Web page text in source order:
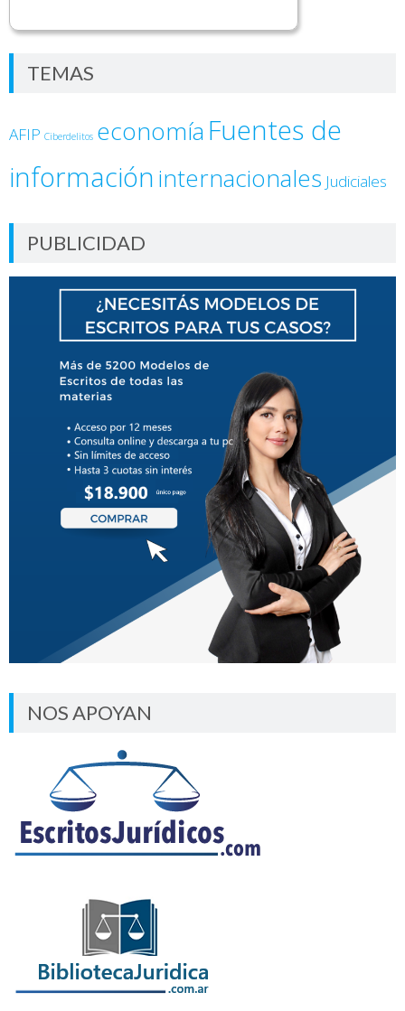
TEMAS
AFIP Ciberdelitos economía Fuentes de
informacióninternacionales Judiciales
PUBLICIDAD
NOS APOYAN